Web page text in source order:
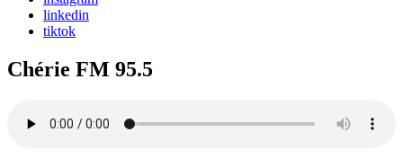
linkedin
tiktok
Chérie FM 95.5